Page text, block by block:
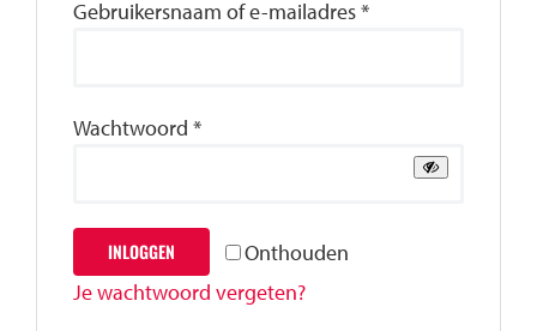
Gebruikersnaam of e-mailadres*Vereist
Wachtwoord *Vereist
Onthouden
INLOGGEN
Je wachtwoord vergeten?